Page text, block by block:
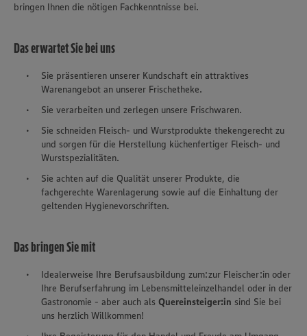
bringen Ihnen die nötigen Fachkenntnisse bei.
Das erwartet Sie bei uns
Sie präsentieren unserer Kundschaft ein attraktives
Warenangebot an unserer Frischetheke.
Sie verarbeiten und zerlegen unsere Frischwaren.
Sie schneiden Fleisch- und Wurstprodukte thekengerecht zu
und sorgen für die Herstellung küchenfertiger Fleisch- und
Wurstspezialitäten.
Sie achten auf die Qualität unserer Produkte, die
fachgerechte Warenlagerung sowie auf die Einhaltung der
geltenden Hygienevorschriften.
Das bringen Sie mit
Idealerweise Ihre Berufsausbildung zum:zur Fleischer:in oder
Ihre Berufserfahrung im Lebensmitteleinzelhandel oder in der
Gastronomie - aber auch als Quereinsteiger:in sind Sie bei
uns herzlich Willkommen!